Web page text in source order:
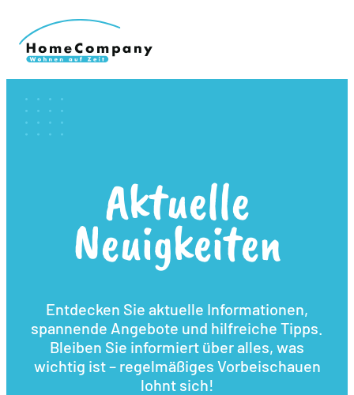
Aktuelle
Neuigkeiten
Entdecken Sie aktuelle Informationen,
spannende Angebote und hilfreiche Tipps.
Bleiben Sie informiert über alles, was
wichtig ist – regelmäßiges Vorbeischauen
lohnt sich!